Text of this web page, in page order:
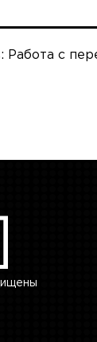
Работа с